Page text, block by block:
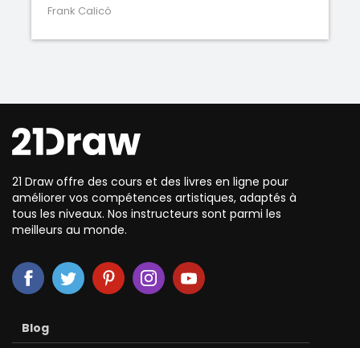
Frank Calicó
21 Draw offre des cours et des livres en ligne pour
améliorer vos compétences artistiques, adaptés à
tous les niveaux. Nos instructeurs sont parmi les
meilleurs au monde.
Blog